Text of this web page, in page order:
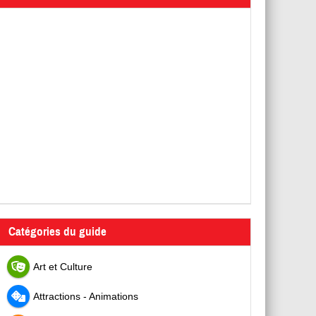
Catégories du guide
Art et Culture
Attractions - Animations